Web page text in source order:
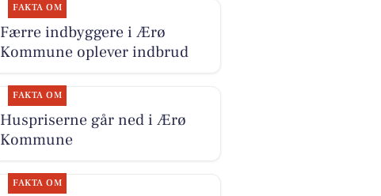
FAKTA OM
Færre indbyggere i Ærø
Kommune oplever indbrud
FAKTA OM
Huspriserne går ned i Ærø
Kommune
FAKTA OM